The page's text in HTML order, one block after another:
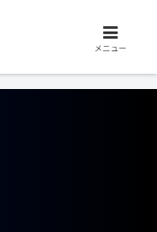
ティスコム株式会社は、安
2014.07.18
メニュー